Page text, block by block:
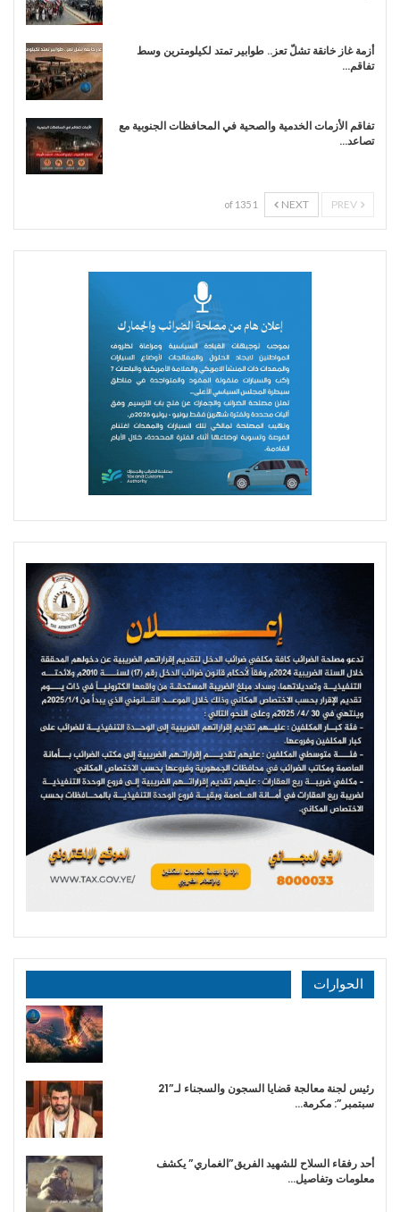
أزمة غاز خانقة تشلّ تعز.. طوابير تمتد لكيلومترين وسط
تفاقم…
تفاقم الأزمات الخدمية والصحية في المحافظات الجنوبية مع
تصاعد…
NEXT
1 of 135
الحوارات
رئيس لجنة معالجة قضايا السجون والسجناء لـ”21
سبتمبر”: مكرمة…
أحد رفقاء السلاح للشهيد الفريق”الغماري” يكشف
معلومات وتفاصيل…